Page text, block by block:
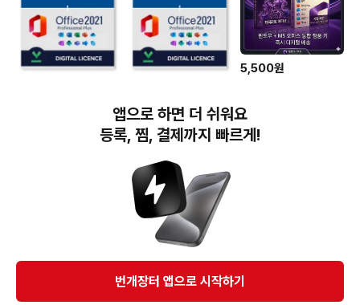
2024 2021 2019 365
[즉시응답] MS오피스
2024 2021 2019 365
윈도우 엑셀 워드
5,500원
워드 정품키 제품
번개장터(주) 사업자정보, 이용약관 및 기타 법적고지
번개장터㈜는 통신판매중개자이며, 통신판매의 당사자가 아닙니다. 전자상거래 등에서의
소비자보호에 관한 법률 등 관련 법령 및 번개장터㈜의 약관에 따라 상품, 상품정보, 거래에 관한 책임은
개별 판매자에게 귀속하고, 번개장터㈜는 원칙적으로 회원간 거래에 대하여 책임을 지지 않습니다.
다만, 번개장터㈜가 직접 판매하는 상품에 대한 책임은 번개장터㈜에게 귀속합니다.
앱으로 하면 더 쉬워요
등록, 찜, 결제까지 빠르게!
번개장터 앱으로 시작하기